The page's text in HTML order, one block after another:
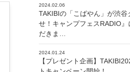
2024.02.06
TAKIBIの「こばやん」が渋
せ！キャンプフェスRADIO』
だきま…
2024.01.24
【プレゼント企画】